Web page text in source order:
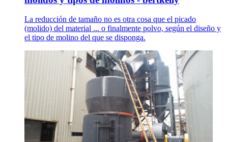
La reducción de tamaño no es otra cosa que el picado
(molido) del material ... o finalmente polvo, según el diseño y
el tipo de molino del que se disponga.